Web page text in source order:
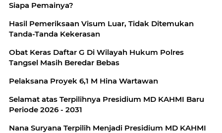
Siapa Pemainya?
Hasil Pemeriksaan Visum Luar, Tidak Ditemukan
Tanda-Tanda Kekerasan
Obat Keras Daftar G Di Wilayah Hukum Polres
Tangsel Masih Beredar Bebas
Pelaksana Proyek 6,1 M Hina Wartawan
Selamat atas Terpilihnya Presidium MD KAHMI Baru
Periode 2026 - 2031
Nana Suryana Terpilih Menjadi Presidium MD KAHMI